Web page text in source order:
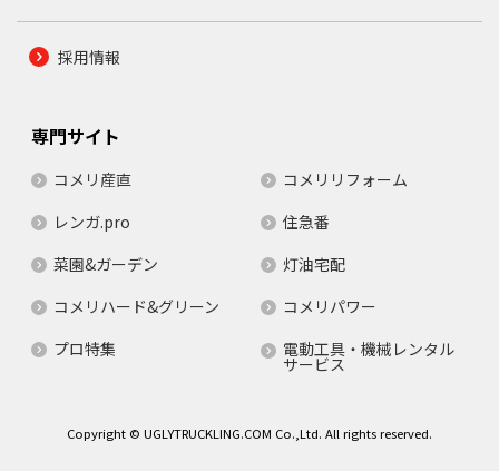
採用情報
専門サイト
コメリ産直
コメリリフォーム
レンガ.pro
住急番
菜園&ガーデン
灯油宅配
コメリハード&グリーン
コメリパワー
プロ特集
電動工具・機械レンタル
サービス
Copyright © UGLYTRUCKLING.COM Co.,Ltd. All rights reserved.